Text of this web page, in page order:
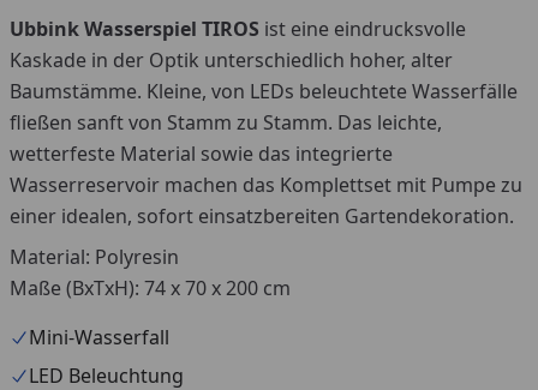
Ubbink Wasserspiel TIROS ist eine eindrucksvolle
Kaskade in der Optik unterschiedlich hoher, alter
Baumstämme. Kleine, von LEDs beleuchtete Wasserfälle
fließen sanft von Stamm zu Stamm. Das leichte,
wetterfeste Material sowie das integrierte
Wasserreservoir machen das Komplettset mit Pumpe zu
einer idealen, sofort einsatzbereiten Gartendekoration.
Material: Polyresin
Maße (BxTxH): 74 x 70 x 200 cm
Mini-Wasserfall
LED Beleuchtung